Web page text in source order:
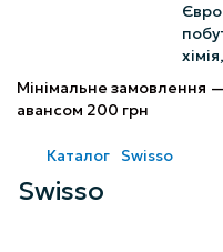
Мінімальне замовлення
авансом 200 грн
Каталог Swisso
Swisso